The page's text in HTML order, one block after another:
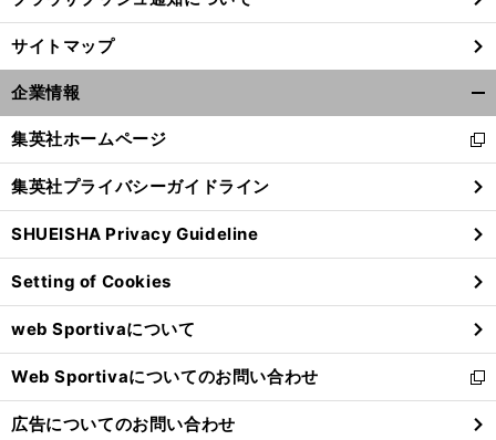
サイトマップ
企業情報
閉
る
集英社ホームページ
新
し
い
ウ
ィ
ン
ド
ウ
で
開
く
集英社プライバシーガイドライン
SHUEISHA Privacy Guideline
Setting of Cookies
web Sportivaについて
Web Sportivaについてのお問い合わせ
新
し
い
広告についてのお問い合わせ